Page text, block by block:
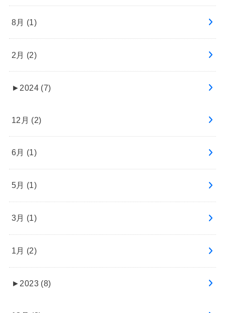
8月 (1)
2月 (2)
► 2024 (7)
12月 (2)
6月 (1)
5月 (1)
3月 (1)
1月 (2)
► 2023 (8)